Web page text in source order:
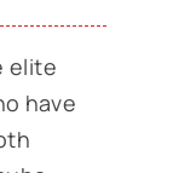
elite
have